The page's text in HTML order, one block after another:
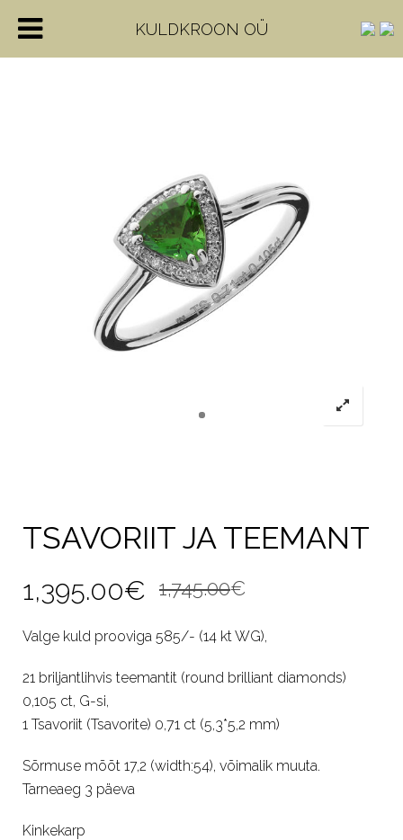
TSAVORIIT JA TEEMANT
1,745.00€
hind
1,745.00€.
1,395.00€
price
1,395.00€.
Valge kuld prooviga 585/- (14 kt WG),
21 briljantlihvis teemantit (round brilliant diamonds)
0,105 ct, G-si,
1 Tsavoriit (Tsavorite) 0,71 ct (5,3*5,2 mm)
Sõrmuse mõõt 17,2 (width:54), võimalik muuta.
Tarneaeg 3 päeva
Kinkekarp
KULDKROON OÜ